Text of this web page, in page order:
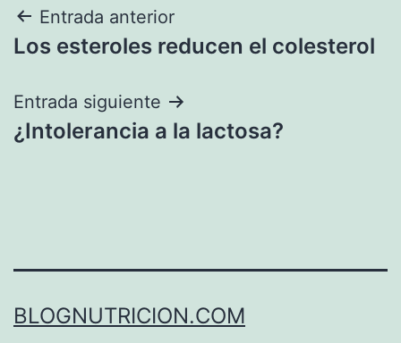
Navegación
de
entradas
Entrada anterior
Los esteroles reducen el colesterol
Entrada siguiente
¿Intolerancia a la lactosa?
BLOGNUTRICION.COM